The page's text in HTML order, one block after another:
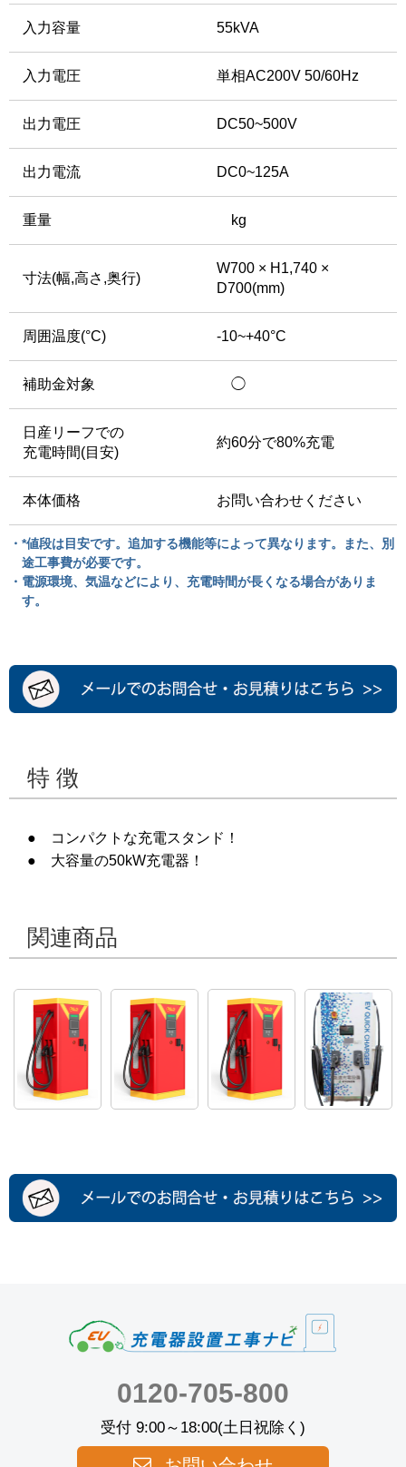
入力容量 55kVA
入力電圧 単相AC200V 50/60Hz
出力電圧 DC50~500V
出力電流 DC0~125A
重量 kg
寸法(幅,高さ,奥行)
W700 × H1,740 ×
D700(mm)
周囲温度(°C) -10~+40°C
補助金対象 ◯
日産リーフでの
充電時間(目安)
約60分で80%充電
本体価格 お問い合わせください
・*値段は目安です。追加する機能等によって異なります。また、別
途工事費が必要です。
・電源環境、気温などにより、充電時間が長くなる場合がありま
す。
特 徴
● コンパクトな充電スタンド！
● 大容量の50kW充電器！
関連商品
0120-705-800
受付 9:00～18:00(土日祝除く)